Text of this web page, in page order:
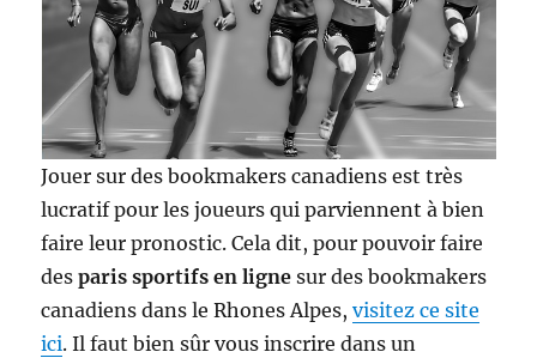
Jouer sur des bookmakers canadiens est très
lucratif pour les joueurs qui parviennent à bien
faire leur pronostic. Cela dit, pour pouvoir faire
desparis sportifs en ligne sur des bookmakers
canadiens dans le Rhones Alpes,visitez ce site
ici. Il faut bien sûr vous inscrire dans un